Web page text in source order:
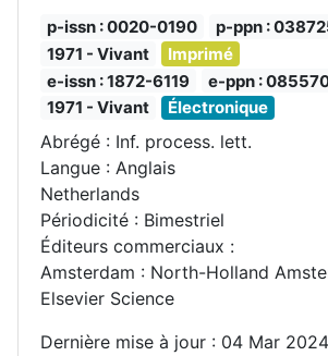
p-issn : 0020-0190
p-ppn :
1971 - Vivant
Imprimé
e-issn : 1872-6119
e-ppn :
1971 - Vivant
Électronique
Abrégé : Inf. process. lett.
Langue : Anglais
Netherlands
Périodicité : Bimestriel
Éditeurs commerciaux :
Amsterdam : North-Holland
Elsevier Science
Dernière mise à jour : 04 Mar 2024